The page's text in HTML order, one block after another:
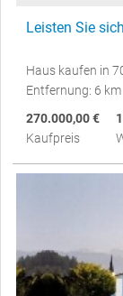
Leisten Sie
Haus kaufen in
Entfernung: 6 km
270.000,00 €
Kaufpreis